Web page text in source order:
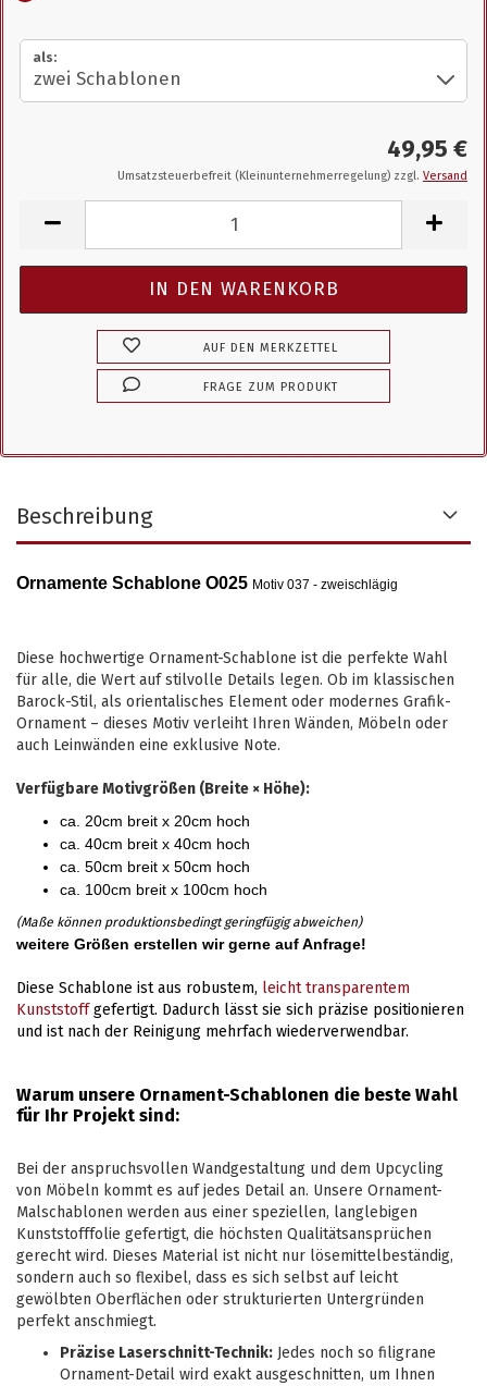
als:
49,95 €
Umsatzsteuerbefreit (Kleinunternehmerregelung) zzgl. Versand
AUF DEN MERKZETTEL
FRAGE ZUM PRODUKT
Beschreibung
Ornamente Schablone O025 Motiv 037 - zweischlägig
Diese hochwertige Ornament-Schablone ist die perfekte Wahl
für alle, die Wert auf stilvolle Details legen. Ob im klassischen
Barock-Stil, als orientalisches Element oder modernes Grafik-
Ornament – dieses Motiv verleiht Ihren Wänden, Möbeln oder
auch Leinwänden eine exklusive Note.
Verfügbare Motivgrößen (Breite × Höhe):
ca. 20cm breit x 20cm hoch
ca. 40cm breit x 40cm hoch
ca. 50cm breit x 50cm hoch
ca. 100cm breit x 100cm hoch
(Maße können produktionsbedingt geringfügig abweichen)
weitere Größen erstellen wir gerne auf Anfrage!
Diese Schablone ist aus robustem, leicht transparentem
Kunststoffgefertigt. Dadurch lässt sie sich präzise positionieren
und ist nach der Reinigung mehrfach wiederverwendbar.
Warum unsere Ornament-Schablonen die beste Wahl
für Ihr Projekt sind:
Bei der anspruchsvollen Wandgestaltung und dem Upcycling
von Möbeln kommt es auf jedes Detail an. Unsere Ornament-
Malschablonen werden aus einer speziellen, langlebigen
Kunststofffolie gefertigt, die höchsten Qualitätsansprüchen
gerecht wird. Dieses Material ist nicht nur lösemittelbeständig,
sondern auch so flexibel, dass es sich selbst auf leicht
gewölbten Oberflächen oder strukturierten Untergründen
perfekt anschmiegt.
Präzise Laserschnitt-Technik: Jedes noch so filigrane
Ornament-Detail wird exakt ausgeschnitten, um Ihnen